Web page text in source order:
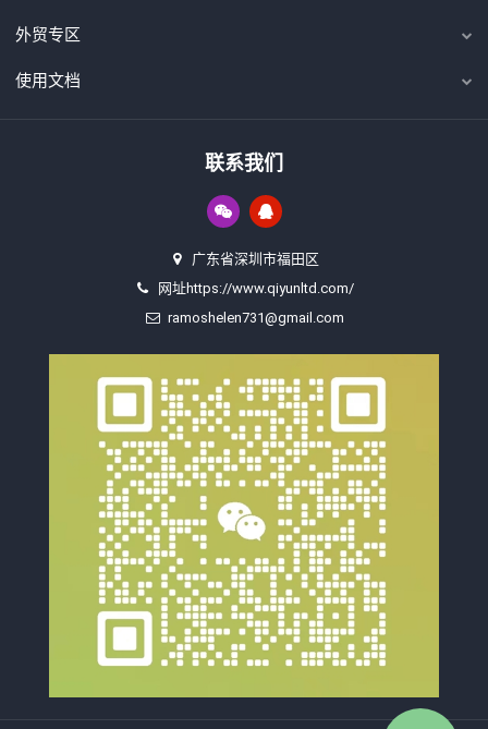
外贸专区
使用文档
联系我们
广东省深圳市福田区
网址https://www.qiyunltd.com/
ramoshelen731@gmail.com